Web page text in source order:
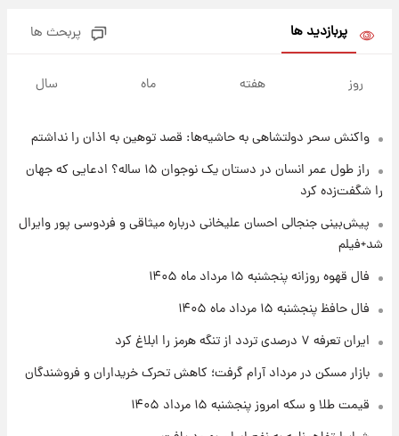
قیمت سکه و طلا فردا
۲۲ ساعت پیش
۲۳ ساعت پیش
۱ روز پیش
پربازدید ها پربحث ها
روز هفته ماه سال
واکنش سحر دولتشاهی به حاشیه‌ها: قصد توهین به اذان را نداشتم
راز طول عمر انسان در دستان یک نوجوان ۱۵ ساله؟ ادعایی که جهان
را شگفت‌زده کرد
پیش‌بینی جنجالی احسان علیخانی درباره میثاقی و فردوسی پور وایرال
شد+فیلم
فال قهوه روزانه پنجشنبه ۱۵ مرداد ماه ۱۴۰۵
فال حافظ پنجشنبه ۱۵ مرداد ماه ۱۴۰۵
ایران تعرفه ۷ درصدی تردد از تنگه هرمز را ابلاغ کرد
بازار مسکن در مرداد آرام گرفت؛ کاهش تحرک خریداران و فروشندگان
قیمت طلا و سکه امروز پنجشنبه ۱۵ مرداد ۱۴۰۵